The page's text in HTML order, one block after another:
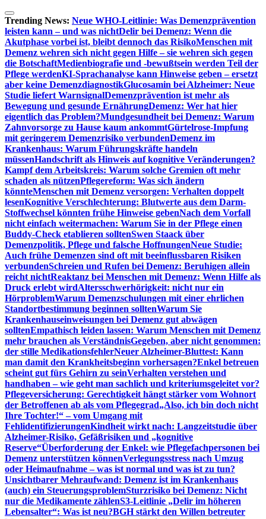
Zum
Inhalt
springen
Trending News: Neue WHO-Leitlinie: Was Demenzprävention
leisten kann – und was nichtDelir bei Demenz: Wenn die
Akutphase vorbei ist, bleibt dennoch das RisikoMenschen mit
Demenz wehren sich nicht gegen Hilfe – sie wehren sich gegen
die BotschaftMedienbiografie und -bewußtsein werden Teil der
Pflege werdenKI-Sprachanalyse kann Hinweise geben – ersetzt
aber keine DemenzdiagnostikGlucosamin bei Alzheimer: Neue
Studie liefert WarnsignalDemenzprävention ist mehr als
Bewegung und gesunde ErnährungDemenz: Wer hat hier
eigentlich das Problem?Mundgesundheit bei Demenz: Warum
Zahnvorsorge zu Hause kaum ankommtGürtelrose-Impfung
mit geringerem Demenzrisiko verbundenDemenz im
Krankenhaus: Warum Führungskräfte handeln
müssenHandschrift als Hinweis auf kognitive Veränderungen?
Kampf dem Arbeitskreis: Warum solche Gremien oft mehr
schaden als nützenPflegereform: Was sich ändern
könnteMenschen mit Demenz versorgen: Verhalten doppelt
lesenKognitive Verschlechterung: Blutwerte aus dem Darm-
Stoffwechsel könnten frühe Hinweise gebenNach dem Vorfall
nicht einfach weitermachen: Warum Sie in der Pflege einen
Buddy-Check etablieren solltenSwen Staack über
Demenzpolitik, Pflege und falsche HoffnungenNeue Studie:
Auch frühe Demenzen sind oft mit beeinflussbaren Risiken
verbundenSchreien und Rufen bei Demenz: Beruhigen allein
reicht nichtReaktanz bei Menschen mit Demenz: Wenn Hilfe als
Druck erlebt wirdAltersschwerhörigkeit: nicht nur ein
HörproblemWarum Demenzschulungen mit einer ehrlichen
Standortbestimmung beginnen solltenWarum Sie
Krankenhauseinweisungen bei Demenz gut abwägen
solltenEmpathisch leiden lassen: Warum Menschen mit Demenz
mehr brauchen als VerständnisGegeben, aber nicht genommen:
der stille MedikationsfehlerNeuer Alzheimer-Bluttest: Kann
man damit den Krankheitsbeginn vorhersagen?Enkel betreuen
scheint gut fürs Gehirn zu seinVerhalten verstehen und
handhaben – wie geht man sachlich und kriteriumsgeleitet vor?
Pflegeversicherung: Gerechtigkeit hängt stärker vom Wohnort
der Betroffenen ab als vom Pflegegrad„Also, ich bin doch nicht
Ihre Tochter!“ – vom Umgang mit
FehlidentifizierungenKindheit wirkt nach: Langzeitstudie über
Alzheimer-Risiko, Gefäßrisiken und „kognitive
Reserve“Überforderung der Enkel: wie Pflegefachpersonen bei
Demenz unterstützen könnenVerlegungsstress nach Umzug
oder Heimaufnahme – was ist normal und was ist zu tun?
Unsichtbarer Mehraufwand: Demenz ist im Krankenhaus
(auch) ein SteuerungsproblemSturzrisiko bei Demenz: Nicht
nur die Medikamente zählenS3-Leitlinie „Delir im höheren
Lebensalter“: Was ist neu?BGH stärkt den Willen betreuter